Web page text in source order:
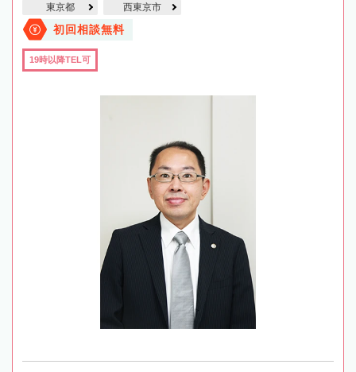
東京都 西東京市
初回相談無料
19時以降TEL可